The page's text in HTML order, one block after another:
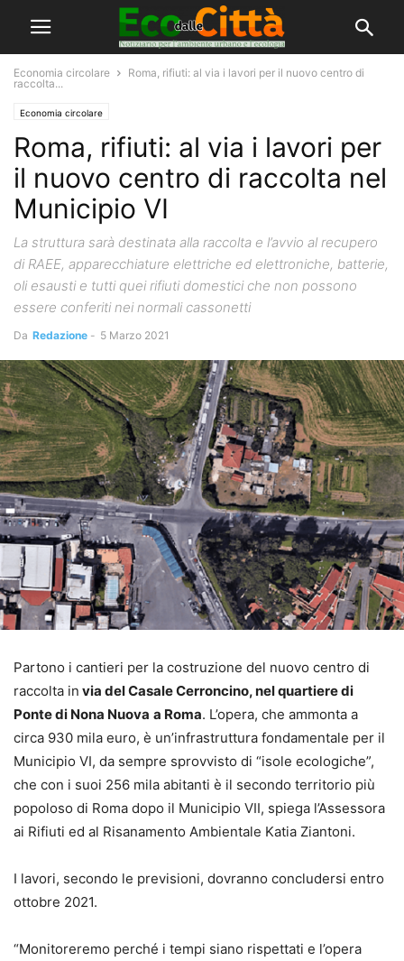
Economia circolare
Roma, rifiuti: al via i lavori per il nuovo centro di
raccolta...
Economia circolare
Roma, rifiuti: al via i lavori per
il nuovo centro di raccolta nel
Municipio VI
La struttura sarà destinata alla raccolta e l’avvio al recupero
di RAEE, apparecchiature elettriche ed elettroniche, batterie,
oli esausti e tutti quei rifiuti domestici che non possono
essere conferiti nei normali cassonetti
Da Redazione - 5 Marzo 2021
Partono i cantieri per la costruzione del nuovo centro di
raccolta in via del Casale Cerroncino, nel quartiere di
Ponte di Nona Nuova a Roma. L’opera, che ammonta a
circa 930 mila euro, è un’infrastruttura fondamentale per il
Municipio VI, da sempre sprovvisto di “isole ecologiche”,
che con i suoi 256 mila abitanti è il secondo territorio più
popoloso di Roma dopo il Municipio VII, spiega l’Assessora
ai Rifiuti ed al Risanamento Ambientale Katia Ziantoni.
I lavori, secondo le previsioni, dovranno concludersi entro
ottobre 2021.
“Monitoreremo perché i tempi siano rispettati e l’opera